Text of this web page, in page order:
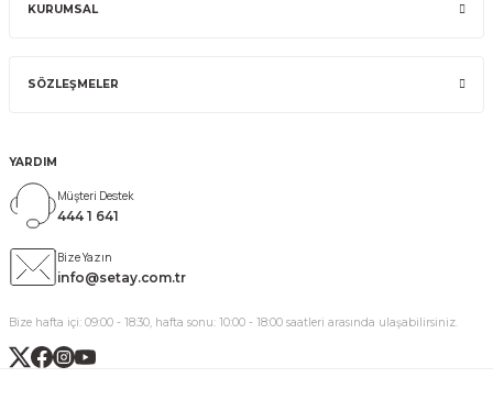
KURUMSAL
SÖZLEŞMELER
YARDIM
Müşteri Destek
444 1 641
Bize Yazın
info@setay.com.tr
Bize hafta içi: 09:00 - 18:30, hafta sonu: 10:00 - 18:00 saatleri arasında ulaşabilirsiniz.